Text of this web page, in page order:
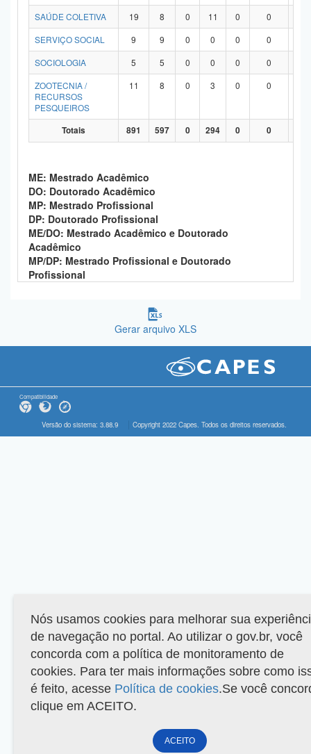
SAÚDE COLETIVA
19 8 0 11 0 0
SERVIÇO SOCIAL
9 9 0 0 0 0
SOCIOLOGIA
5 5 0 0 0 0
ZOOTECNIA /
RECURSOS
PESQUEIROS
11 8 0 3 0 0
Totais 891 597 0 294 0 0
ME: Mestrado Acadêmico
DO: Doutorado Acadêmico
MP: Mestrado Profissional
DP: Doutorado Profissional
ME/DO: Mestrado Acadêmico e Doutorado
Acadêmico
MP/DP: Mestrado Profissional e Doutorado
Profissional
Gerar arquivo XLS
Compatibilidade
Versão do sistema: 3.88.9 Copyright 2022 Capes. Todos os direitos reservados.
Nós usamos cookies para melhorar sua
de navegação no portal. Ao utilizar o gov.br, você
concorda com a política de monitoramento de
cookies. Para ter mais informações sobre como
é feito, acesse Política de cookies.Se você
clique em ACEITO.
ACEITO